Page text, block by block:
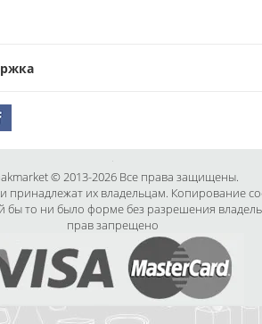
© 2013-2026 Все права защищены.
принадлежат их владельцам. Копирование
бы то ни было форме без разрешения
прав запрещено